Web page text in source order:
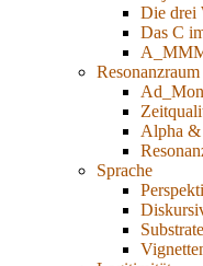
Die drei
Das C
Resonanzraum
Alpha &
Sprache
Substrate